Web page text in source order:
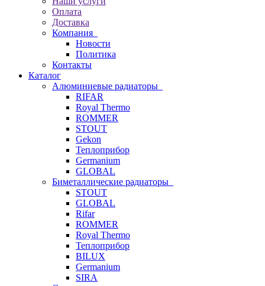
Оплата
Доставка
Компания
Новости
Политика
Контакты
Каталог
Алюминиевые радиаторы
RIFAR
Royal Thermo
ROMMER
STOUT
Gekon
Теплоприбор
Germanium
GLOBAL
Биметаллические радиаторы
STOUT
GLOBAL
Rifar
ROMMER
Royal Thermo
Теплоприбор
BILUX
Germanium
SIRA